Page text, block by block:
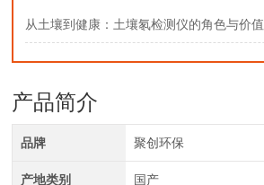
从土壤到健康：土壤氡检测仪的角色与价值
产品简介
品牌 聚创环保
产地类别 国产